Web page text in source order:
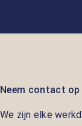
Neem contact op
We zijn elke